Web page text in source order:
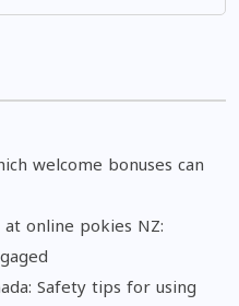
welcome bonuses can
online pokies NZ:
Safety tips for using